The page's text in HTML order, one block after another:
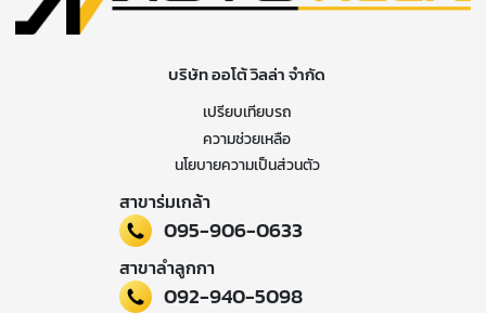
บริษัท ออโต้ วิลล่า จำกัด
เปรียบเทียบรถ
ความช่วยเหลือ
นโยบายความเป็นส่วนตัว
สาขาร่มเกล้า
095-906-0633
สาขาลำลูกกา
092-940-5098